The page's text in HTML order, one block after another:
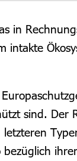
in
sind.